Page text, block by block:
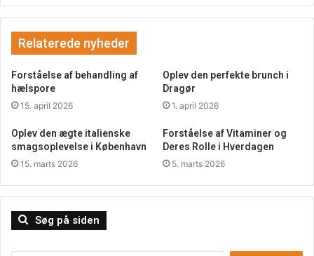
Relaterede nyheder
Forståelse af behandling af
hælspore
15. april 2026
Oplev den perfekte brunch i
Dragør
1. april 2026
Oplev den ægte italienske
smagsoplevelse i København
15. marts 2026
Forståelse af Vitaminer og
Deres Rolle i Hverdagen
5. marts 2026
Søg på siden